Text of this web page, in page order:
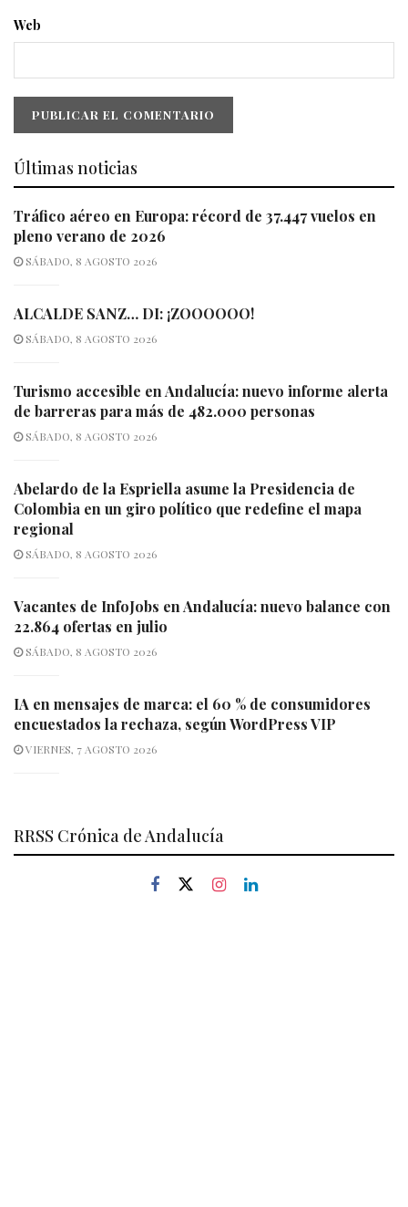
Web
Últimas noticias
Tráfico aéreo en Europa: récord de 37.447 vuelos en
pleno verano de 2026
SÁBADO, 8 AGOSTO 2026
ALCALDE SANZ… DI: ¡ZOOOOOO!
SÁBADO, 8 AGOSTO 2026
Turismo accesible en Andalucía: nuevo informe alerta
de barreras para más de 482.000 personas
SÁBADO, 8 AGOSTO 2026
Abelardo de la Espriella asume la Presidencia de
Colombia en un giro político que redefine el mapa
regional
SÁBADO, 8 AGOSTO 2026
Vacantes de InfoJobs en Andalucía: nuevo balance con
22.864 ofertas en julio
SÁBADO, 8 AGOSTO 2026
IA en mensajes de marca: el 60 % de consumidores
encuestados la rechaza, según WordPress VIP
VIERNES, 7 AGOSTO 2026
RRSS Crónica de Andalucía